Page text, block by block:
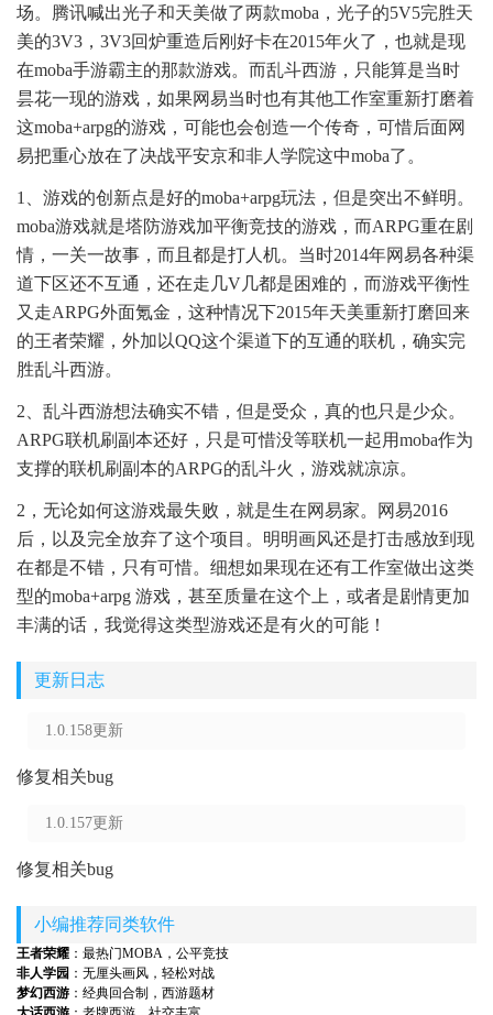
场。腾讯喊出光子和天美做了两款moba，光子的5V5完胜天
美的3V3，3V3回炉重造后刚好卡在2015年火了，也就是现
在moba手游霸主的那款游戏。而乱斗西游，只能算是当时
昙花一现的游戏，如果网易当时也有其他工作室重新打磨着
这moba+arpg的游戏，可能也会创造一个传奇，可惜后面网
易把重心放在了决战平安京和非人学院这中moba了。
1、游戏的创新点是好的moba+arpg玩法，但是突出不鲜明。
moba游戏就是塔防游戏加平衡竞技的游戏，而ARPG重在剧
情，一关一故事，而且都是打人机。当时2014年网易各种渠
道下区还不互通，还在走几V几都是困难的，而游戏平衡性
又走ARPG外面氪金，这种情况下2015年天美重新打磨回来
的王者荣耀，外加以QQ这个渠道下的互通的联机，确实完
胜乱斗西游。
2、乱斗西游想法确实不错，但是受众，真的也只是少众。
ARPG联机刷副本还好，只是可惜没等联机一起用moba作为
支撑的联机刷副本的ARPG的乱斗火，游戏就凉凉。
2，无论如何这游戏最失败，就是生在网易家。网易2016
后，以及完全放弃了这个项目。明明画风还是打击感放到现
在都是不错，只有可惜。细想如果现在还有工作室做出这类
型的moba+arpg 游戏，甚至质量在这个上，或者是剧情更加
丰满的话，我觉得这类型游戏还是有火的可能！
更新日志
1.0.158更新
修复相关bug
1.0.157更新
修复相关bug
小编推荐同类软件
王者荣耀 ：最热门MOBA，公平竞技
非人学园 ：无厘头画风，轻松对战
梦幻西游 ：经典回合制，西游题材